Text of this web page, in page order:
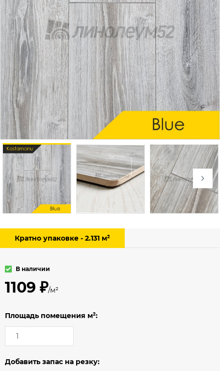
Кратно упаковке - 2.131 м²
В наличии
1109 ₽/м²
Площадь помещения м²:
Добавить запас на резку: